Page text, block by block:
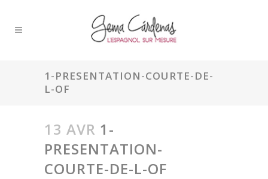
1-PRESENTATION-COURTE-DE-
L-OF
13 AVR 1-
PRESENTATION-
COURTE-DE-L-OF